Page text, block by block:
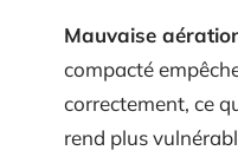
Mauvaise
compacté
correctement, ce
rend plus